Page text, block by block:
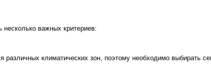
несколько важных критериев:
различных климатических зон, поэтому необходимо выбирать